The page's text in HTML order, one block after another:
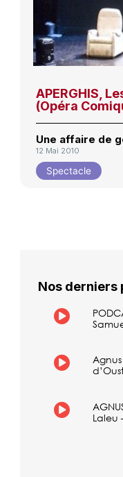
APERGHIS,
(Opéra
Une affaire de
12 Mai 2010
Spectacle
Nos derniers
Laleu